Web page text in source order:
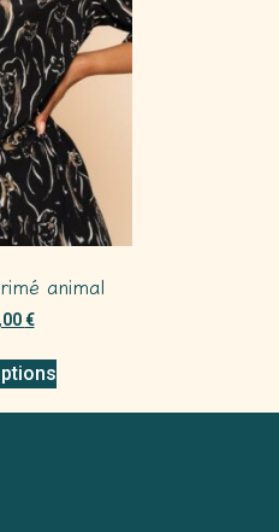
animal
€